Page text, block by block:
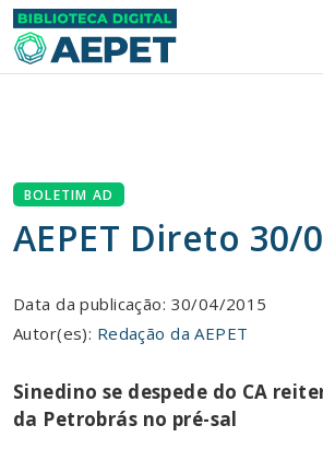
BOLETIM AD
AEPET Direto 30/
Data da publicação: 30/04/2015
Autor(es): Redação da AEPET
Sinedino se despede do CA
da Petrobrás no pré-sal